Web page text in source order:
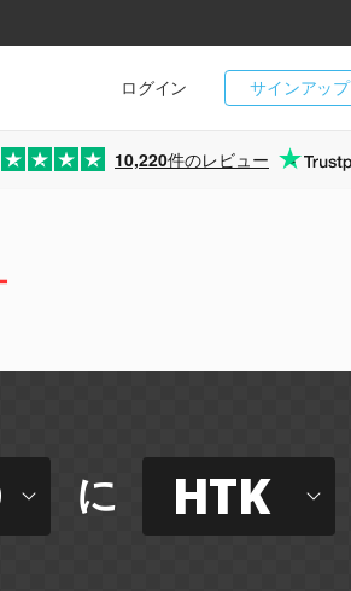
サインアップ
ログイン
10,220件のレビュー
に HTK